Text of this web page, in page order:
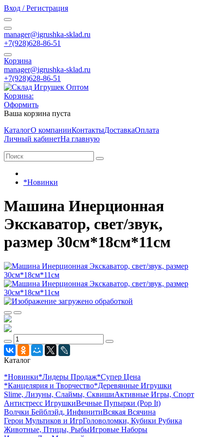
Вход / Регистрация
manager@igrushka-sklad.ru
+7(928)628-86-51
Корзина
manager@igrushka-sklad.ru
+7(928)628-86-51
Корзина:
Оформить
Ваша корзина пуста
КаталогО компанииКонтактыДоставкаОплата
Личный кабинетНа главную
*Новинки
Машина Инерционная
Экскаватор, свет/звук,
размер 30см*18см*11см
Каталог
*Новинки*Лидеры Продаж*Супер Цена
*Канцелярия и Творчество*Деревянные Игрушки
Slime, Лизуны, Слаймы, СквишиАктивные Игры, Спорт
Антистресс ИгрушкиВечные Пупырки (Pop It)
Волчки Бейблэйд, ИнфинитиВсякая Всячина
Герои Мультиков и ИгрГоловоломки, Кубики Рубика
Животные, Птицы, РыбыИгровые Наборы